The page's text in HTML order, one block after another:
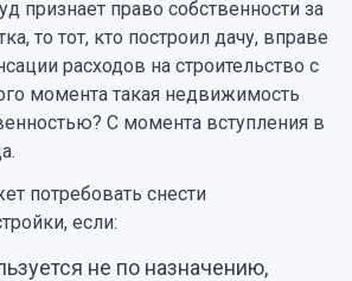
признает право собственности за
то тот, кто построил дачу, вправе
расходов на строительство с
момента такая недвижимость
С момента вступления в
потребовать снести
если:
не по назначению,